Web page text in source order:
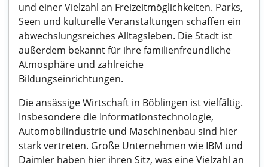
und einer Vielzahl an Freizeitmöglichkeiten. Parks,
Seen und kulturelle Veranstaltungen schaffen ein
abwechslungsreiches Alltagsleben. Die Stadt ist
außerdem bekannt für ihre familienfreundliche
Atmosphäre und zahlreiche
Bildungseinrichtungen.
Die ansässige Wirtschaft in Böblingen ist vielfältig.
Insbesondere die Informationstechnologie,
Automobilindustrie und Maschinenbau sind hier
stark vertreten. Große Unternehmen wie IBM und
Daimler haben hier ihren Sitz, was eine Vielzahl an